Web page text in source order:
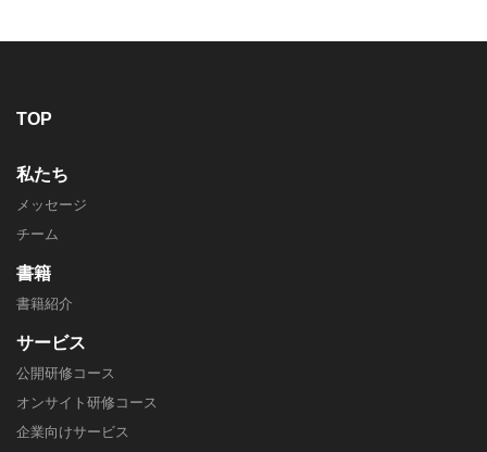
TOP
私たち
メッセージ
チーム
書籍
書籍紹介
サービス
公開研修コース
オンサイト研修コース
企業向けサービス